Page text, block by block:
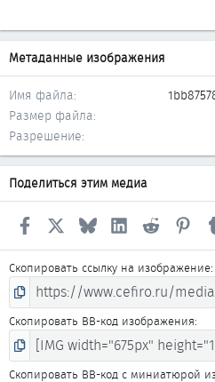
Метаданные изображения
Имя файла
Размер файла
Разрешение
Поделиться этим медиа
Facebook Bluesky LinkedInReddit
Скопировать ссылку на изображение
Скопировать BB-код изображения
Скопировать BB-код с миниатюрой